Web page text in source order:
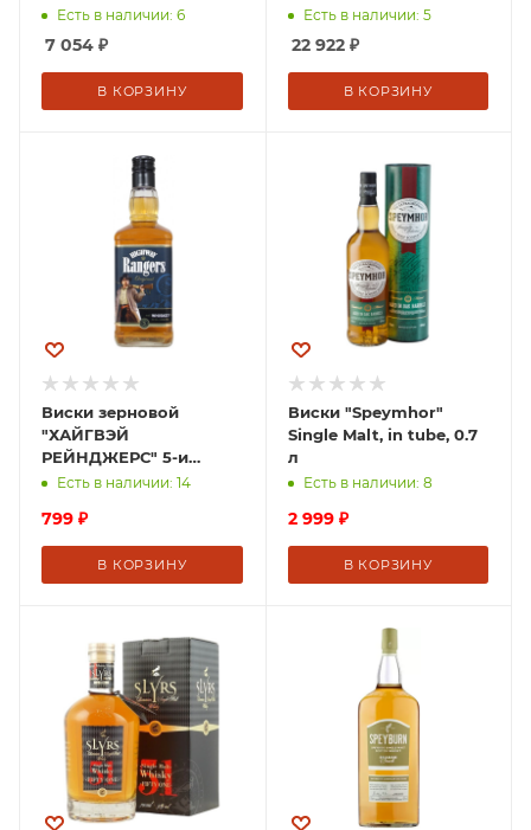
box with 2 glasses, 0.7
Есть в наличии: 6
7 054 ₽
В КОРЗИНУ
0,7 л Соединенное
Есть в наличии: 5
22 922₽
В КОРЗИНУ
Виски зерновой
"ХАЙГВЭЙ
РЕЙНДЖЕРС" 5-и
летней выдержки 0,5 л
Есть в наличии: 14
799 ₽
В КОРЗИНУ
Виски "Speymhor"
Single Malt, in tube, 0.7
л
Есть в наличии: 8
2 999₽
В КОРЗИНУ